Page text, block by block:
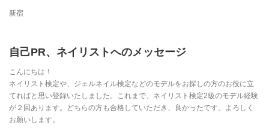
新宿
自己PR、ネイリストへのメッセージ
こんにちは！
ネイリスト検定や、ジェルネイル検定などのモデルをお探しの方のお役に立
てればと思い登録いたしました。これまで、ネイリスト検定2級のモデル経験
が２回あります。どちらの方も合格していただき、良かったです。よろしく
お願いします。